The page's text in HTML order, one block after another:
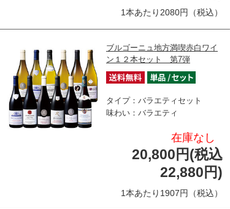
1本あたり2080円（税込）
ブルゴーニュ地方満喫赤白ワイ
ン１２本セット 第7弾
タイプ：バラエティセット
味わい：バラエティ
在庫なし
20,800円(税込
22,880円)
1本あたり1907円（税込）